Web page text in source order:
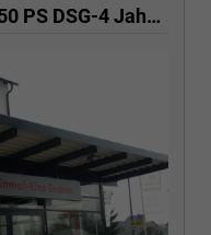
Selection 1,5 TSI mHEV 150 PS DSG-4 Jahre Garantie-Anhängerkupplung schwenkbar-PDC vorne und hinten-Sitzheizung-Smart Link